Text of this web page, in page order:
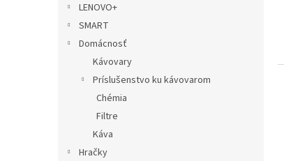
LENOVO+
SMART
Domácnosť
Kávovary
Príslušenstvo ku kávovarom
Chémia
Filtre
Káva
Hračky